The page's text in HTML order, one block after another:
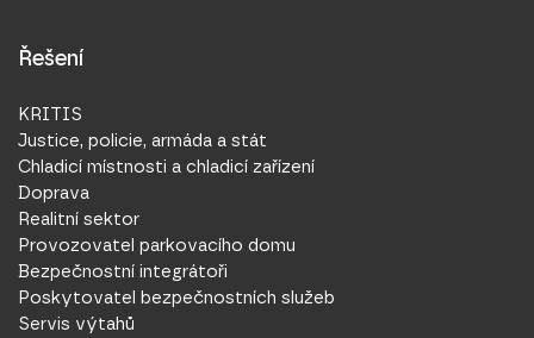
Řešení
KRITIS
Justice, policie, armáda a stát
Chladicí místnosti a chladicí zařízení
Doprava
Realitní sektor
Provozovatel parkovacího domu
Bezpečnostní integrátoři
Poskytovatel bezpečnostních služeb
Servis výtahů